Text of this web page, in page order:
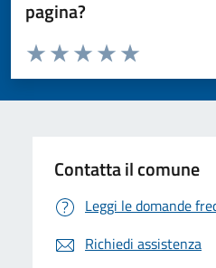
pagina?
Valuta da 1 a 5 stelle la pagina
Valuta 5 stelle
Valuta 4 stelle su 5
Valuta 3 stelle su 5
Valuta 2 stelle su 5
Valuta 1 stelle su 5
Contatta il comune
Leggi le domande
Richiedi assistenza